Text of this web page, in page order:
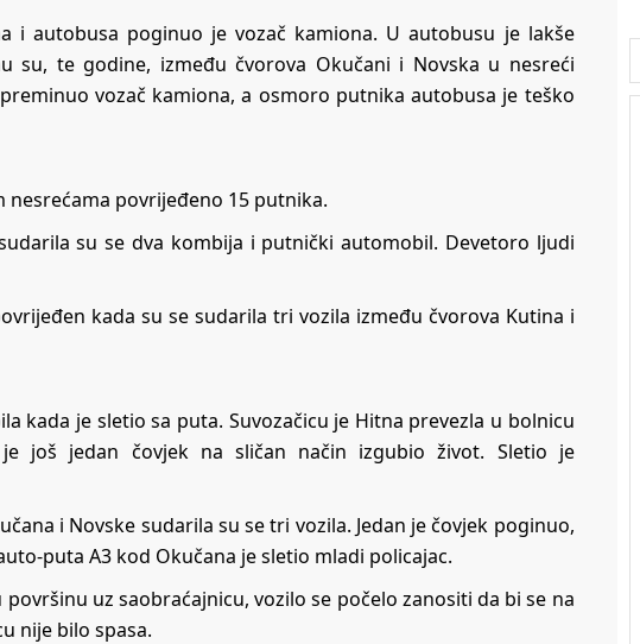
i autobusa poginuo je vozač kamiona. U autobusu je lakše
su, te godine, između čvorova Okučani i Novska u nesreći
vozač kamiona, a osmoro putnika autobusa je teško
povrijeđeno 15 putnika.
su se dva kombija i putnički automobil. Devetoro ljudi
kada su se sudarila tri vozila između čvorova Kutina i
kada je sletio sa puta. Suvozačicu je Hitna prevezla u bolnicu
još jedan čovjek na sličan način izgubio život. Sletio je
i Novske sudarila su se tri vozila. Jedan je čovjek poginuo,
puta A3 kod Okučana je sletio mladi policajac.
uz saobraćajnicu, vozilo se počelo zanositi da bi se na
nije bilo spasa.